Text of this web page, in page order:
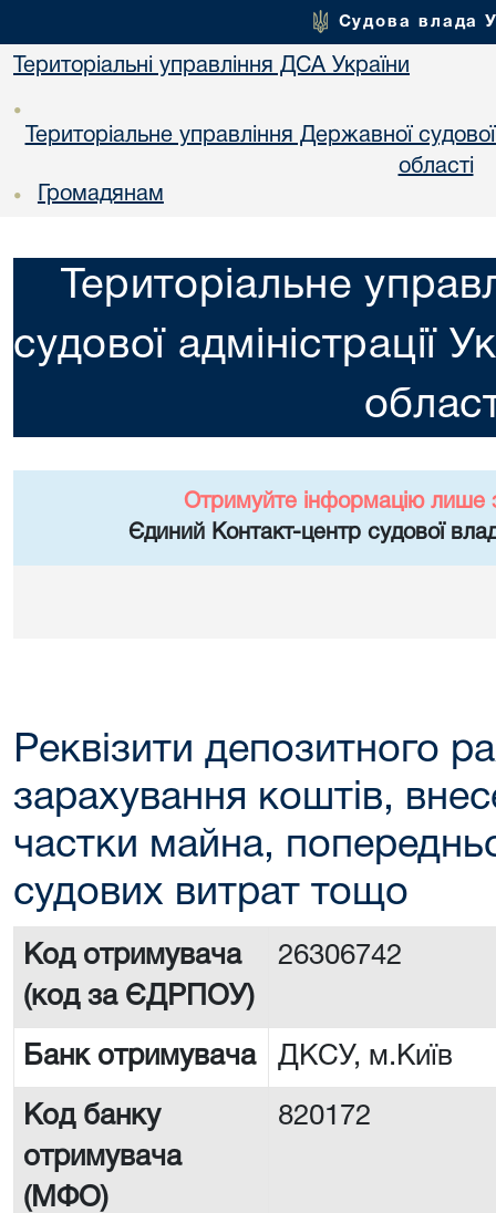
Судова влада
Територіальні управління ДСА України
•
Територіальне управління Державної
областi
• Громадянам
Територіальне
судової адміністрації
Отримуйте інформацію лише
Єдиний Контакт-центр судової
Реквізити депозитного
зарахування коштів,
частки майна,
судових витрат тощо
Код отримувача
(код за ЄДРПОУ)
26306742
Банк отримувача ДКСУ, м.Київ
Код банку
отримувача
(МФО)
820172